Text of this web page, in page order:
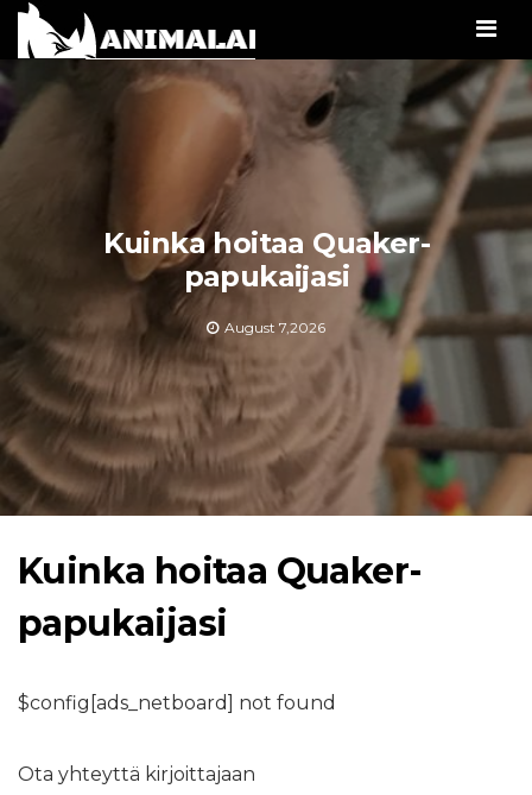
Kuinka hoitaa Quaker-
papukaijasi
August 7,2026
Kuinka hoitaa Quaker-
papukaijasi
$config[ads_netboard] not found
Ota yhteyttä kirjoittajaan